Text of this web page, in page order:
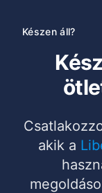
Készen áll?
akik a